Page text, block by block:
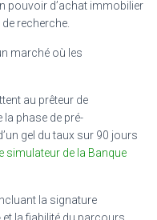
pouvoir d’achat immobilier
recherche.
marché où les
au prêteur de
phase de pré-
gel du taux sur 90 jours
le simulateur de la Banque
la signature